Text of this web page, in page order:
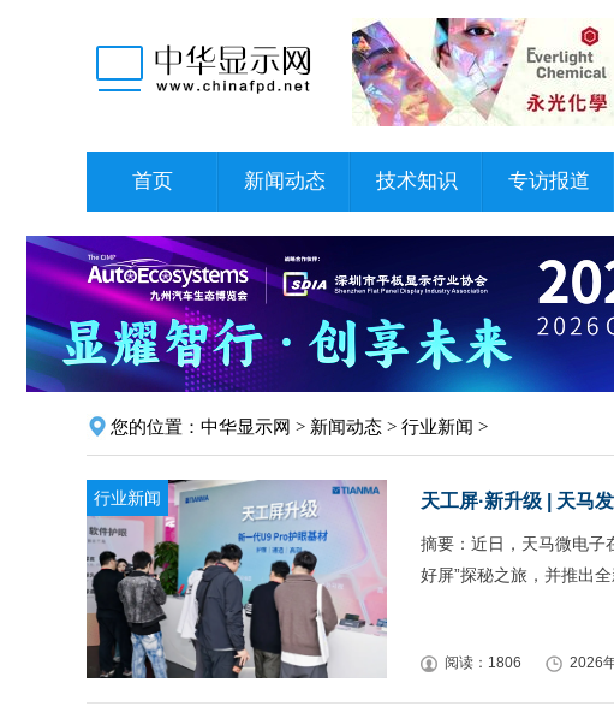
首页 新闻动态 技术知识 专访报道
您的位置： 中华显示网 > 新闻动态 > 行业新闻 >
行业新闻 天工屏·新升级 | 天马
摘要：近日，天马微电子
好屏”探秘之旅，并推出
阅读：1806 2026